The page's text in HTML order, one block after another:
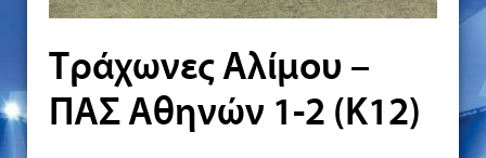
Τράχωνες Αλίμου –
ΠΑΣ Αθηνών 1-2 (Κ12)